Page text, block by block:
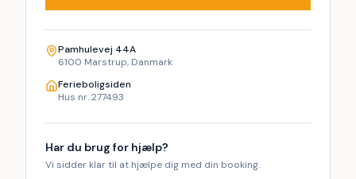
uden for døren.
minder skabes i naturskønne omgivelser.
Pamhulevej 44A
6100 Marstrup, Danmark
Ferieboligsiden
Hus nr. 277493
Har du brug for hjælp?
Vi sidder klar til at hjælpe dig med din booking.